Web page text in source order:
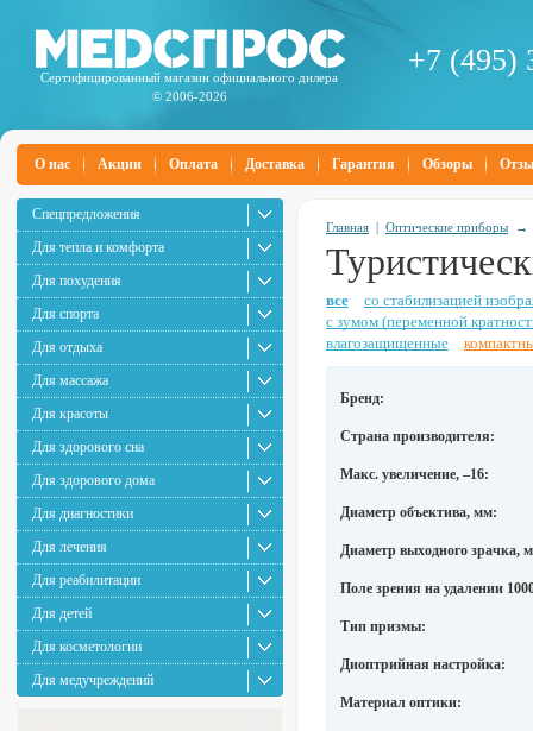
Сертифицированный магазин официального дилера
© 2006-2026
+7 (495)
О нас Акции Оплата Доставка Гарантия Обзоры
Спецпредложения
Для тепла и комфорта
Для похудения
Для спорта
Для отдыха
Для массажа
Для красоты
Для здорового сна
Для здорового дома
Для диагностики
Для лечения
Для реабилитации
Для детей
Для косметологии
Для медучреждений
Главная | Оптические приборы
все
со стабилизацией
с зумом (переменной
влагозащищенные
Бренд:
Страна производителя:
Макс. увеличение, –16:
Диаметр объектива, мм:
Диаметр выходного зрачка,
Поле зрения на удалении
Тип призмы:
Диоптрийная настройка:
Материал оптики: